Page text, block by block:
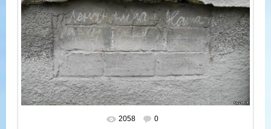
В реальном размере 800x600
2058 0